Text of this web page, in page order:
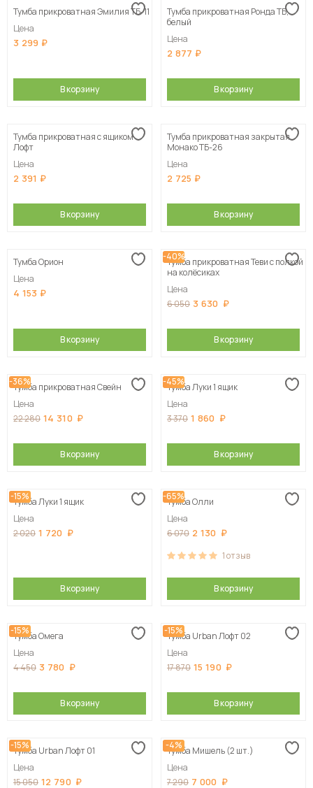
Тумба прикроватная Эмилия ТБ-11
Цена
3 299
В корзину
Тумба прикроватная Ронда ТБ,
белый
Цена
2 877
В корзину
Тумба прикроватная с ящиком
Лофт
Цена
2 391
В корзину
Тумба прикроватная закрытая
Монако ТБ-26
Цена
2 725
В корзину
Тумба Орион
Цена
4 153
В корзину
-40%
Тумба прикроватная Теви с полкой
на колёсиках
Цена
6 050 3 630
В корзину
-36%
Тумба прикроватная Свейн
Цена
22 280 14 310
В корзину
-45%
Тумба Луки 1 ящик
Цена
3 370 1 860
В корзину
-15%
Тумба Луки 1 ящик
Цена
2 020 1 720
В корзину
-65%
Тумба Олли
Цена
6 070 2 130
1отзыв
В корзину
-15%
Тумба Омега
Цена
4 450 3 780
В корзину
-15%
Тумба Urban Лофт 02
Цена
17 870 15 190
В корзину
-15%
Тумба Urban Лофт 01
Цена
15 050 12 790
-4%
Тумба Мишель (2 шт.)
Цена
7 290 7 000